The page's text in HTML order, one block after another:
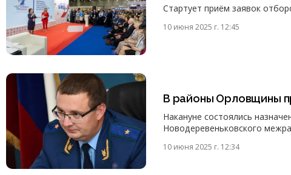
Стартует приём заявок
10 июня 2025 г. 12:45
В районы Орловщины
Накануне состоялись
Новодеревеньковского
10 июня 2025 г. 12:34